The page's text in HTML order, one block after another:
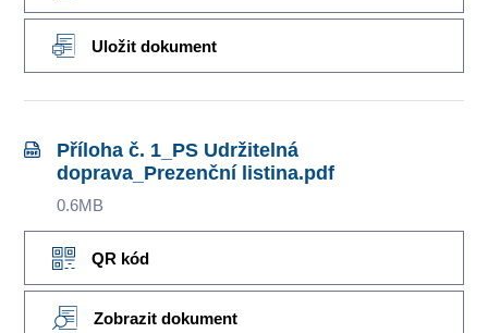
Uložit dokument
Příloha č. 1_PS Udržitelná
doprava_Prezenční listina.pdf
0.6MB
QR kód
Zobrazit dokument